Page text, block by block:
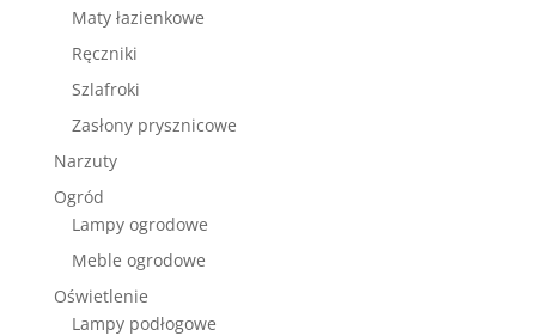
Maty łazienkowe
Ręczniki
Szlafroki
Zasłony prysznicowe
Narzuty
Ogród
Lampy ogrodowe
Meble ogrodowe
Oświetlenie
Lampy podłogowe